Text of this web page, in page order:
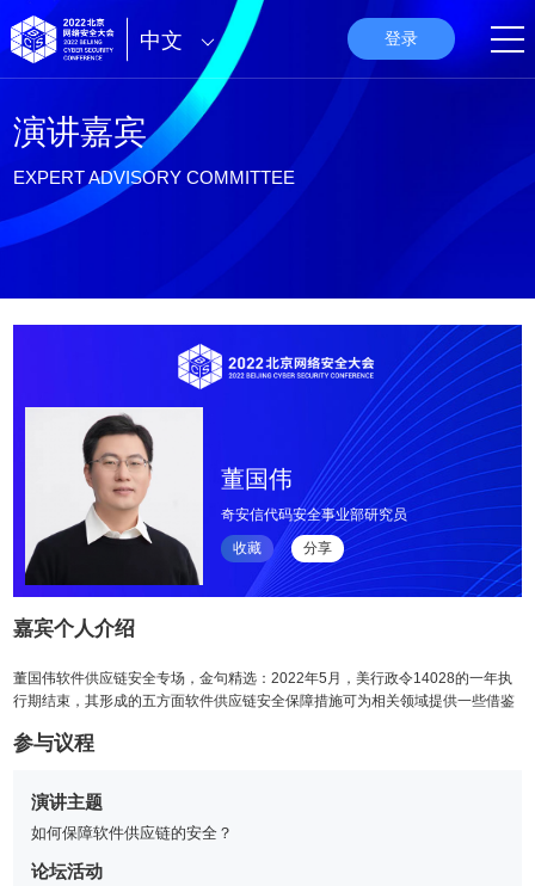
中文 登录
演讲嘉宾
EXPERT ADVISORY COMMITTEE
董国伟
奇安信代码安全事业部研究员
收藏 分享
嘉宾个人介绍
董国伟软件供应链安全专场，金句精选：2022年5月，美行政令14028的一年执
行期结束，其形成的五方面软件供应链安全保障措施可为相关领域提供一些借鉴
参与议程
演讲主题
如何保障软件供应链的安全？
论坛活动